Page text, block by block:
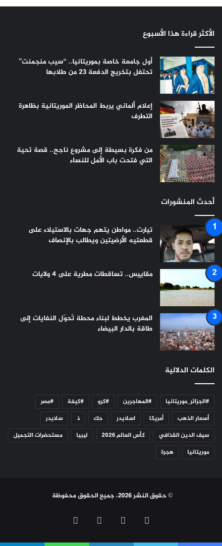
الأكثر قراءة هذا الأسبوع
أول جامعة خاصة بموريتانيا.. “سيب منجمنت”
تحتفل بتخريج الدفعة 23 من طلابها
إعلام ألماني يربط المحاظر الموريتانية بظاهرة
التطرف
من فكرة بسيطة إلى مشروع ناجح.. قصة تحية
التي فتحت باب الأمل للنساء
أحدث المنشورات
تيارت.. مواطن يتهم جهات بالاستيلاء على
قطعتيه الأرضيتين ويطالب بالإنصاف
مقاييس.. تساقطات مطرية على 4 ولايات
المغرب يخطط لبناء محطة تُحوّل النفايات إلى
طاقة بالدار البيضاء
الكلمات الدلالية
#الجزائر_موريتانيا #المهاجرين #كرو #كيفة
#مصر
أسعار الذهب
أمريكا اسلايدر حك ذ
سلايدر
سيف الدين القذافي
كأس العالم 2026 ليبيا
مستحضرات التجميل
موريتانيا
هجرة
© حقوق النشر 2026، جميع الحقوق محفوظة
فيسبوك يوتيوب